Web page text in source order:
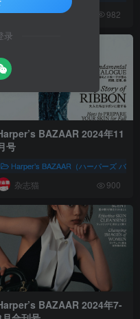
杂志猫 982
女性时尚 株式会社ハースト妇
BAZAAR 2024年11
号
Harper’s BAZAAR（ハーパーズ バザ
杂志猫 900
BAZAAR 2024年7-
录